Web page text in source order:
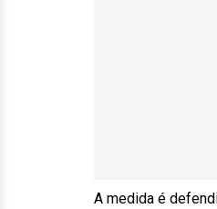
A medida é